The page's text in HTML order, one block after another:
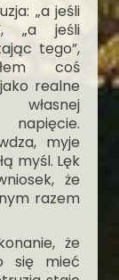
„a jeśli
„a jeśli
tego”,
coś
realne
napięcie.
myje
myśl. Lęk
że
razem
że
się mieć